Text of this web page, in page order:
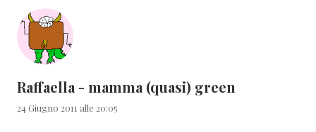
Raffaella - mamma (quasi) green
24 Giugno 2011 alle 20:05